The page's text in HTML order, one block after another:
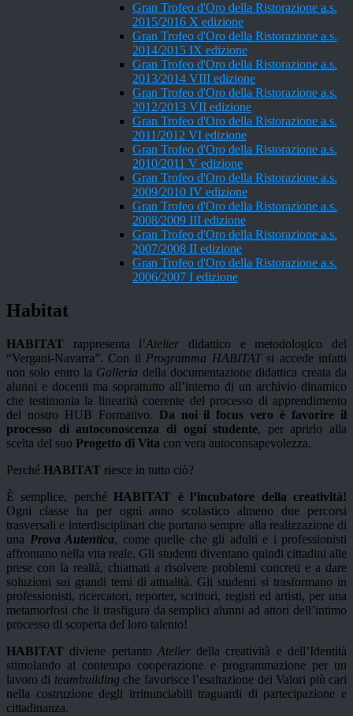
Gran Trofeo d'Oro della Ristorazione a.s.
2015/2016 X edizione
Gran Trofeo d'Oro della Ristorazione a.s.
2014/2015 IX edizione
Gran Trofeo d'Oro della Ristorazione a.s.
2013/2014 VIII edizione
Gran Trofeo d'Oro della Ristorazione a.s.
2012/2013 VII edizione
Gran Trofeo d'Oro della Ristorazione a.s.
2011/2012 VI edizione
Gran Trofeo d'Oro della Ristorazione a.s.
2010/2011 V edizione
Gran Trofeo d'Oro della Ristorazione a.s.
2009/2010 IV edizione
Gran Trofeo d'Oro della Ristorazione a.s.
2008/2009 III edizione
Gran Trofeo d'Oro della Ristorazione a.s.
2007/2008 II edizione
Gran Trofeo d'Oro della Ristorazione a.s.
2006/2007 I edizione
Habitat
HABITAT rappresenta l’Atelier didattico e metodologico del
“Vergani-Navarra”. Con il Programma HABITATsi accede infatti
non solo entro la Galleria della documentazione didattica creata da
alunni e docenti ma soprattutto all’interno di un archivio dinamico
che testimonia la linearità coerente del processo di apprendimento
del nostro HUB Formativo. Da noi il focus vero è favorire il
processo di autoconoscenza di ogni studente, per aprirlo alla
scelta del suo Progetto di Vita con vera autoconsapevolezza.
Perché HABITAT riesce in tutto ciò?
È semplice, perchéHABITAT è l’incubatore della creatività!
Ogni classe ha per ogni anno scolastico almeno due percorsi
trasversali e interdisciplinari che portano sempre alla realizzazione di
una Prova Autentica, come quelle che gli adulti e i professionisti
affrontano nella vita reale. Gli studenti diventano quindi cittadini alle
prese con la realtà, chiamati a risolvere problemi concreti e a dare
soluzioni sui grandi temi di attualità. Gli studenti si trasformano in
professionisti, ricercatori, reporter, scrittori, registi ed artisti, per una
metamorfosi che li trasfigura da semplici alunni ad attori dell’intimo
processo di scoperta del loro talento!
HABITAT diviene pertanto Atelierdella creatività e dell’Identità
stimolando al contempo cooperazione e programmazione per un
lavoro di teambuilding che favorisce l’esaltazione dei Valori più cari
nella costruzione degli irrinunciabili traguardi di partecipazione e
cittadinanza.